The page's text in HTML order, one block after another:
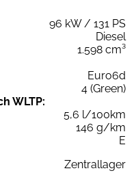
96 kW / 131 PS
Diesel
1.598 cm³
Euro6d
4 (Green)
WLTP:
5,6 l/100km
146 g/km
E
Zentrallager